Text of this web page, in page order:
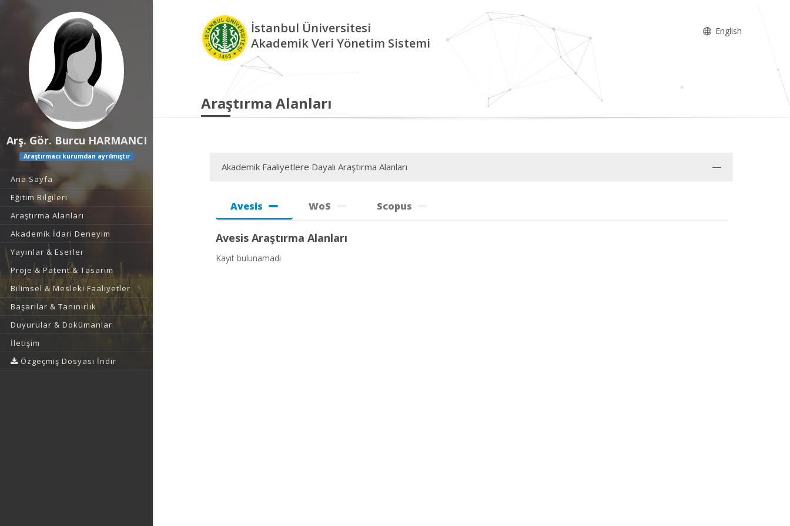
Arş. Gör. Burcu HARMANCI
Araştırmacı kurumdan ayrılmıştır
Ana Sayfa
Eğitim Bilgileri
Araştırma Alanları
Akademik İdari Deneyim
Yayınlar & Eserler
Proje & Patent & Tasarım
Bilimsel & Mesleki Faaliyetler
Başarılar & Tanınırlık
Duyurular & Dokümanlar
İletişim
Özgeçmiş Dosyası İndir
İstanbul Üniversitesi
Akademik Veri Yönetim Sistemi
English
Araştırma Alanları
Akademik Faaliyetlere Dayalı Araştırma Alanları
Avesis WoS Scopus
Avesis Araştırma Alanları
Kayıt bulunamadı